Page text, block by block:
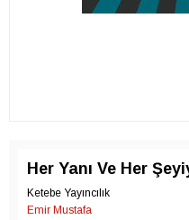
Her Yanı Ve Her
Ketebe Yayıncılık
Emir Mustafa